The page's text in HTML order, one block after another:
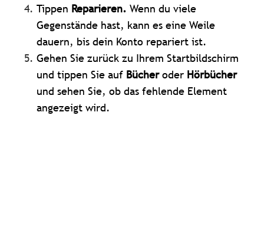
Tippen Reparieren. Wenn du viele
Gegenstände hast, kann es eine Weile
dauern, bis dein Konto repariert ist.
Gehen Sie zurück zu Ihrem Startbildschirm
und tippen Sie auf Bücheroder Hörbücher
und sehen Sie, ob das fehlende Element
angezeigt wird.